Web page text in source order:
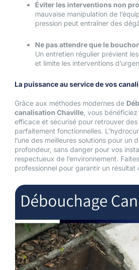
Éviter les interventions non
mauvaise manipulation de
pression peut entraîner des
Ne pas attendre que le
Un entretien régulier prévient
et limite les interventions
La puissance au service de vos
Grâce aux méthodes modernes de
canalisation Chaville , vous
efficace et sécurisé pour retrouver
parfaitement fonctionnelles.
l’une des meilleures solutions pour un
profondeur, sans danger pour vos
respectueux de l’environnement.
professionnel pour garantir un résultat